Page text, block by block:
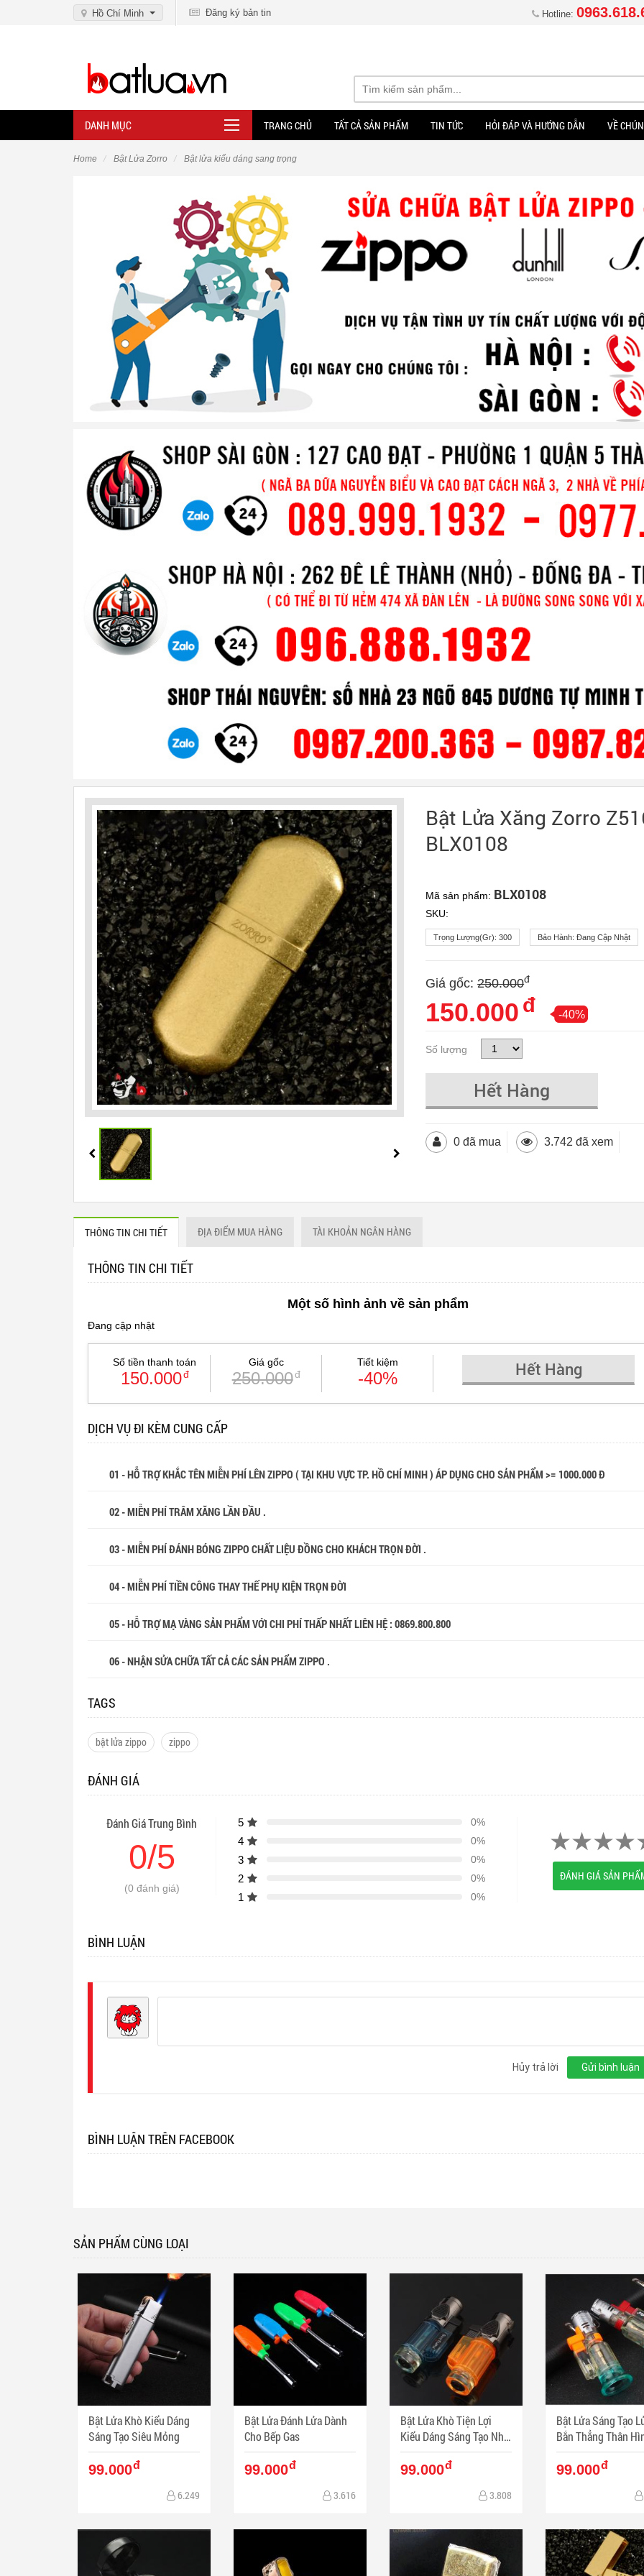
Hồ Chí Minh Đăng ký bản tin Hotline:
DANH MỤC TRANG CHỦ TẤT CẢ SẢN PHẨM TIN TỨC HỎI ĐÁP VÀ HƯỚNG DẪN VỀ
Home Bật Lửa Zorro Bật lửa kiểu dáng sang trọng
Bật Lửa Xăng Zorro
BLX0108
Mã sản phẩm: BLX0108
SKU:
Trọng Lượng(gr):300 Bảo Hành:Đang Cập Nhật
Giá gốc: 250.000đ
150.000 đ -40%
Số lượng
Hết Hàng
0 đã mua 3.742 đã xem
THÔNG TIN CHI TIẾT ĐỊA ĐIỂM MUA HÀNG TÀI KHOẢN NGÂN HÀNG
THÔNG TIN CHI TIẾT
Một số hình ảnh về sản phẩm
Đang cập nhật
Số tiền thanh toán
150.000đ
Giá gốc
250.000đ
Tiết kiệm
-40% Hết Hàng
DỊCH VỤ ĐI KÈM CUNG CẤP
01 - HỖ TRỢ KHẮC TÊN MIỄN PHÍ LÊN ZIPPO ( TẠI KHU VỰC TP. HỒ CHÍ MINH ) ÁP DỤNG CHO SẢN PHẨM >= 1000.000 Đ
02 - MIỄN PHÍ TRÂM XĂNG LẦN ĐẦU .
03 - MIỄN PHÍ ĐÁNH BÓNG ZIPPO CHẤT LIỆU ĐỒNG CHO KHÁCH TRỌN ĐỜI .
04 - MIỄN PHÍ TIỀN CÔNG THAY THẾ PHỤ KIỆN TRỌN ĐỜI
05 - HỖ TRỢ MẠ VÀNG SẢN PHẨM VỚI CHI PHÍ THẤP NHẤT LIÊN HỆ : 0869.800.800
06 - NHẬN SỬA CHỮA TẤT CẢ CÁC SẢN PHẨM ZIPPO .
TAGS
bật lửa zippo zippo
ĐÁNH GIÁ
Đánh Giá Trung Bình
0/5
(0 đánh giá)
5 0%
4 0%
3 0%
2 0%
1 0%
ĐÁNH GIÁ SẢN
BÌNH LUẬN
Gửi bình luận
Hủy trả lời
BÌNH LUẬN TRÊN FACEBOOK
SẢN PHẨM CÙNG LOẠI
Bật Lửa Khò Kiểu Dáng
Sáng Tạo Siêu Mỏng
99.000đ
6.249
Bật Lửa Đánh Lửa Dành
Cho Bếp Gas
99.000đ
3.616
Bật Lửa Khò Tiện Lợi
Kiểu Dáng Sáng Tạo Nhẹ
Tiện Lợi
99.000đ
3.808
Bật Lửa Sáng Tạo
Bắn Thẳng Thân
Trong SUốt
99.000đ